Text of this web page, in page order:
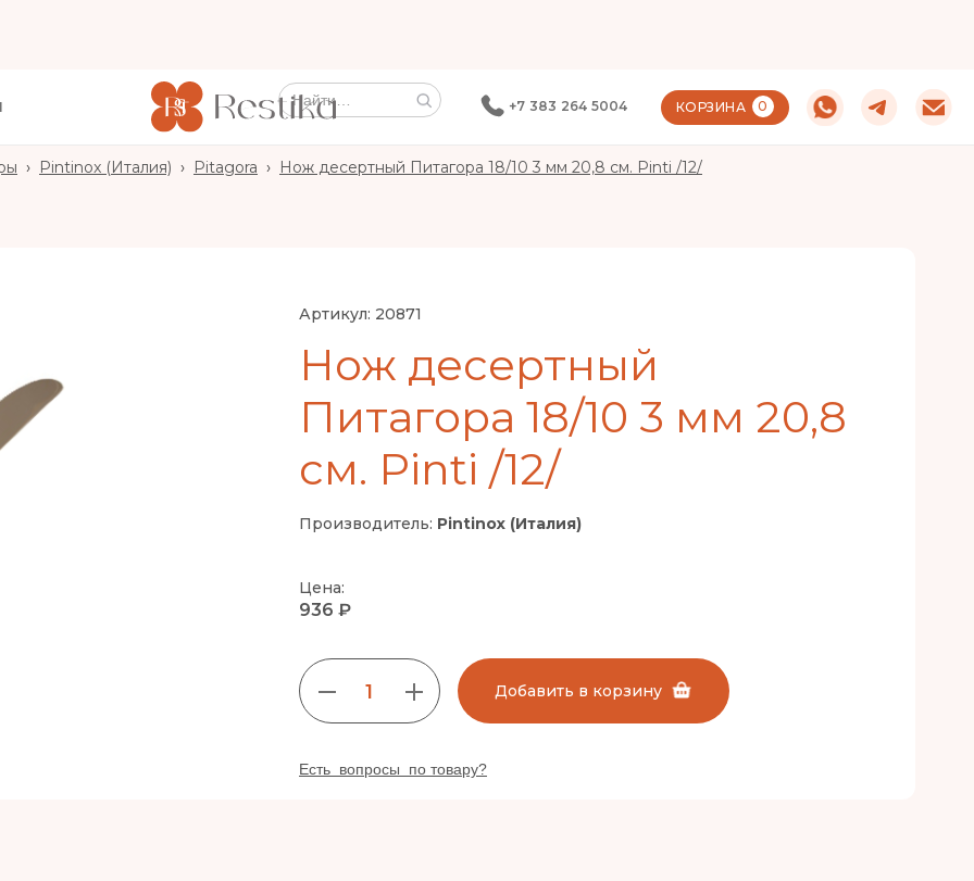
+7 383 264 5004 КОРЗИНА 0
› Pintinox (Италия) › Pitagora › Нож десертный Питагора 18/10 3 мм 20,8 см. Pinti /12/
Артикул: 20871
Нож десертный
Питагора 18/10 3 мм 20,8
см. Pinti /12/
Производитель: Pintinox (Италия)
Цена:
936 ₽
1 Добавить в корзину
Есть вопросы по товару?